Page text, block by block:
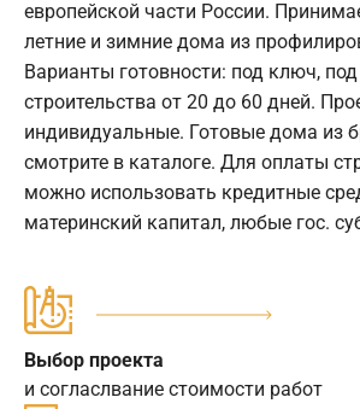
европейской части России.
летние и зимние дома из
Варианты готовности: под ключ,
строительства от 20 до 60 дней.
индивидуальные. Готовые дома из
смотрите в каталоге. Для оплаты
можно использовать кредитные
материнский капитал, любые гос.
Выбор проекта
и согласлвание стоимости работ